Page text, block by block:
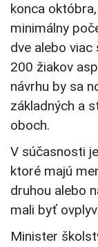
konca
minimálny
dve alebo
200 žiakov
návrhu by sa
základných a
oboch.
V súčasnosti
ktoré majú
druhou alebo
mali byť
Minister